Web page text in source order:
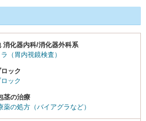
消化器内科/消化器外科系
（胃内視鏡検査）
ック
ック
茎の治療
薬の処方（バイアグラなど）